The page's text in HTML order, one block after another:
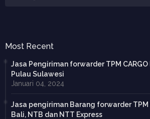
Most Recent
Jasa Pengiriman forwarder TPM CARGO
Pulau Sulawesi
Januari 04, 2024
Jasa pengiriman Barang forwarder
Bali, NTB dan NTT Express